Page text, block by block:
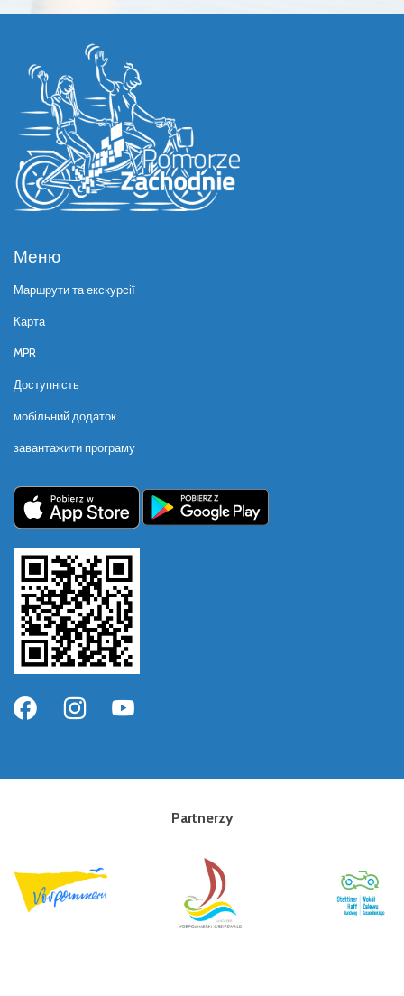
Меню
Маршрути та екскурсії
Карта
MPR
Доступність
мобільний додаток
завантажити програму
Partnerzy